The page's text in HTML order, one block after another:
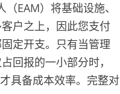
EAM）将基础设施、
户之上，因此您支付
定开支。只有当管理
回报的一小部分时，
具备成本效率。完整对